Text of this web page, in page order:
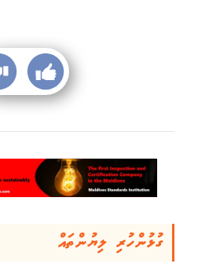
ގުޅުންހުރި ލިޔުންތައް